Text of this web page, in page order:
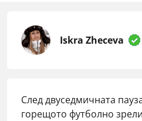
Iskra Zheceva
След двуседмичната
горещото футболно